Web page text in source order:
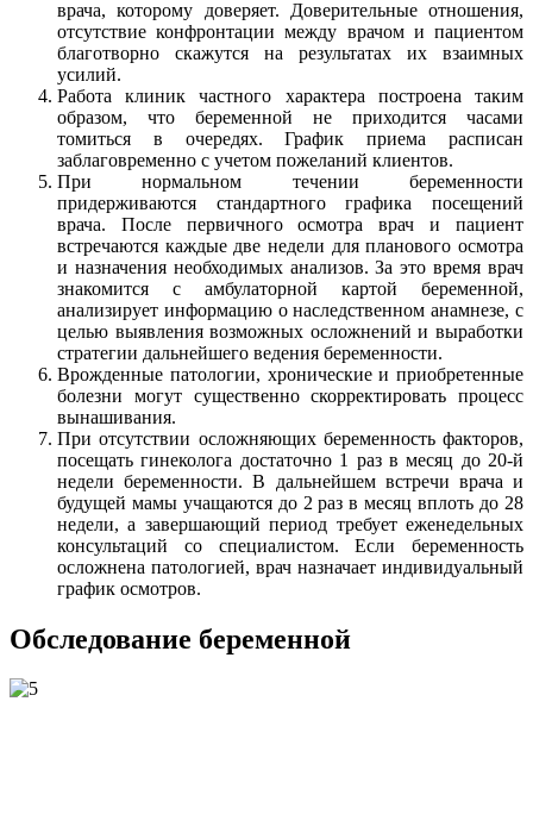
врача, которому доверяет. Доверительные отношения,
отсутствие конфронтации между врачом и пациентом
благотворно скажутся на результатах их взаимных
усилий.
Работа клиник частного характера построена таким
образом, что беременной не приходится часами
томиться в очередях. График приема расписан
заблаговременно с учетом пожеланий клиентов.
При нормальном течении беременности
придерживаются стандартного графика посещений
врача. После первичного осмотра врач и пациент
встречаются каждые две недели для планового осмотра
и назначения необходимых анализов. За это время врач
знакомится с амбулаторной картой беременной,
анализирует информацию о наследственном анамнезе, с
целью выявления возможных осложнений и выработки
стратегии дальнейшего ведения беременности.
Врожденные патологии, хронические и приобретенные
болезни могут существенно скорректировать процесс
вынашивания.
При отсутствии осложняющих беременность факторов,
посещать гинеколога достаточно 1 раз в месяц до 20-й
недели беременности. В дальнейшем встречи врача и
будущей мамы учащаются до 2 раз в месяц вплоть до 28
недели, а завершающий период требует еженедельных
консультаций со специалистом. Если беременность
осложнена патологией, врач назначает индивидуальный
график осмотров.
Обследование беременной